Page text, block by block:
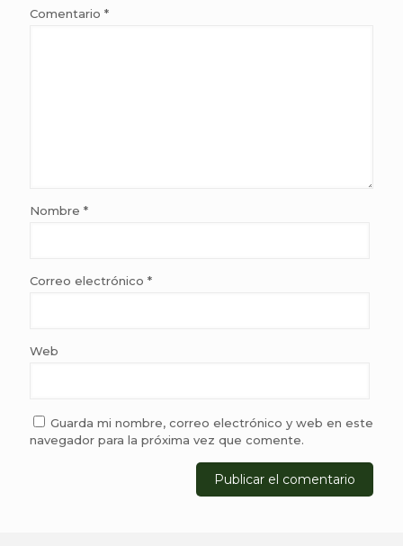
Comentario *
Nombre *
Correo electrónico *
Web
Guarda mi nombre, correo electrónico y web en este
navegador para la próxima vez que comente.